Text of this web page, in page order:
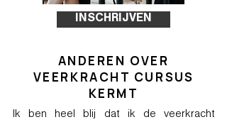
INSCHRIJVEN
ANDEREN OVER
VEERKRACHT CURSUS
KERMT
Ik ben heel blij dat ik de veerkracht